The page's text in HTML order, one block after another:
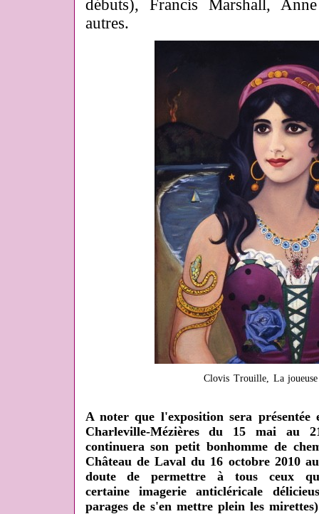
débuts), Francis Marshall,
autres.
Clovis Trouille, La
A noter que l'exposition sera présentée
Charleville-Mézières du 15 mai au
continuera son petit bonhomme de
Château de Laval du 16 octobre 2010
doute de permettre à tous ceux
certaine imagerie anticléricale
parages de s'en mettre plein les